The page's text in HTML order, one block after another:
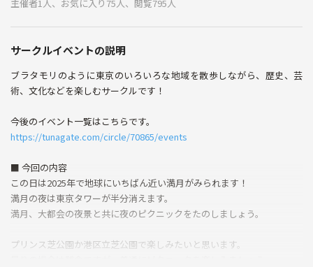
主催者1人、お気に入り75人、閲覧795人
サークルイベントの説明
ブラタモリのように東京のいろいろな地域を散歩しながら、歴史、芸
術、文化などを楽しむサークルです！
今後のイベント一覧はこちらです。
https://tunagate.com/circle/70865/events
■ 今回の内容
この日は2025年で地球にいちばん近い満月がみられます！
満月の夜は東京タワーが半分消えます。
満月、大都会の夜景と共に夜のピクニックをたのしましょう。
プリンス芝公園か港区立芝公園で楽しみたいと思います。